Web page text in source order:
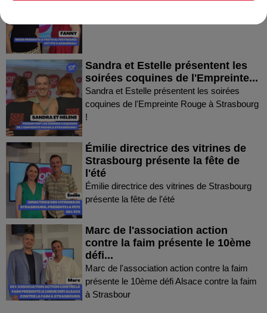
Sandra et Estelle présentent les
soirées coquines de l'Empreinte...
Sandra et Estelle présentent les soirées
coquines de l'Empreinte Rouge à Strasbourg
!
Émilie directrice des vitrines de
Strasbourg présente la fête de
l'été
Émilie directrice des vitrines de Strasbourg
présente la fête de l'été
Marc de l'association action
contre la faim présente le 10ème
défi...
Marc de l'association action contre la faim
présente le 10ème défi Alsace contre la faim
à Strasbour